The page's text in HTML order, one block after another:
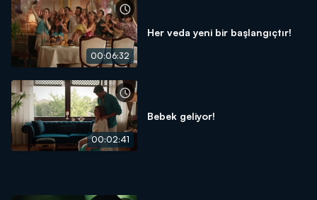
00:06:32
Her veda yeni bir başlangıçtır!
00:02:41
Bebek geliyor!